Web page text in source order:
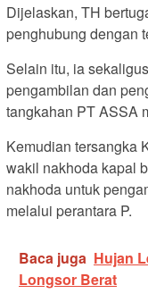
Dijelaskan, TH
penghubung dengan
Selain itu, ia
pengambilan dan
tangkahan PT ASSA
Kemudian tersangka
wakil nakhoda kapal
nakhoda untuk
melalui perantara P.
Baca juga Hujan
Longsor Berat